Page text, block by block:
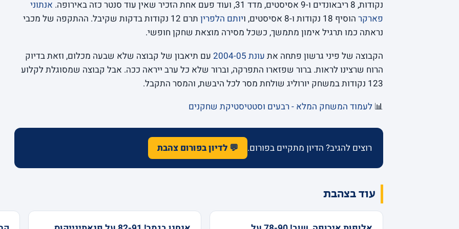
נקודות, 8 ריבאונדים ו-9 אסיסטים, מדד 31, ועוד פעם אחת הזכיר שאין עוד סנטר כזה באירופה.
אנתוני
פארקר הוסיף 18 נקודות ו-8 אסיסטים, ו יותם הלפרין
תרם 12 נקודות בדקות שקיבל. ההתקפה של מכבי
נראתה כמו תרגיל אימון מתמשך, כשכל מסירה מוצאת שחקן חופשי.
הקבוצה של פיני גרשון פתחה את עונת 2004-05
עם תיאבון של קבוצה שלא שבעה מכלום, וזאת בדיוק
הרוח שרצינו לראות. ברור שפזארו התפרקה, וברור שלא כל ערב ייראה ככה. אבל קבוצה שמסוגלת לקלוע
123 נקודות במשחק יורוליג שולחת מסר לכל היבשת, והמסר התקבל.
📊 לעמוד המשחק המלא - רבעים וסטטיסטיקת שחקנים
רוצים להגיב? הדיון מתקיים בפורום. 💬 לדיון בפורום צהבת
עוד בצהבת